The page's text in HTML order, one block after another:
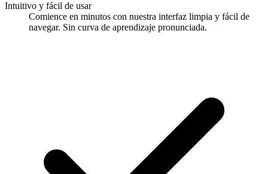
Intuitivo y fácil de usar
Comience en minutos con nuestra interfaz limpia y fácil de
navegar. Sin curva de aprendizaje pronunciada.